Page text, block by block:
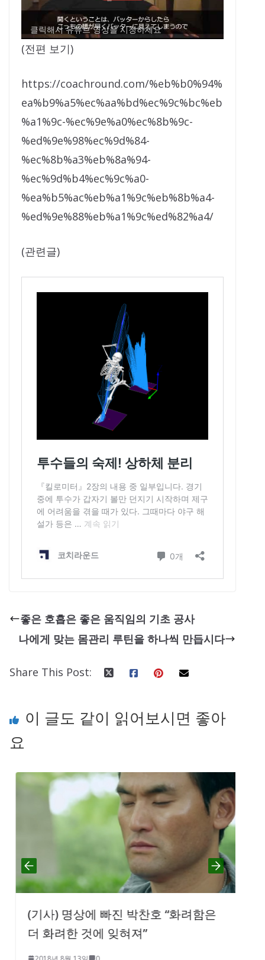
클릭해서 유튜브 영상을 시청하세요
(전편 보기)
https://coachround.com/%eb%b0%94%
ea%b9%a5%ec%aa%bd%ec%9c%bc%eb
%a1%9c-%ec%9e%a0%ec%8b%9c-
%ed%9e%98%ec%9d%84-
%ec%8b%a3%eb%8a%94-
%ec%9d%b4%ec%9c%a0-
%ea%b5%ac%eb%a1%9c%eb%8b%a4-
%ed%9e%88%eb%a1%9c%ed%82%a4/
(관련글)
좋은 호흡은 좋은 움직임의 기초 공사
나에게 맞는 몸관리 루틴을 하나씩 만듭시다
Share This Post:
이 글도 같이 읽어보시면 좋아
요
(기사) 명상에 빠진 박찬호 “화려함은
더 화려한 것에 잊혀져”